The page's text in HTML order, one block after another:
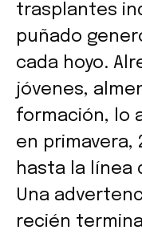
trasplantes
puñado
cada hoyo.
jóvenes,
formación, lo
en primavera,
hasta la línea
Una
recién